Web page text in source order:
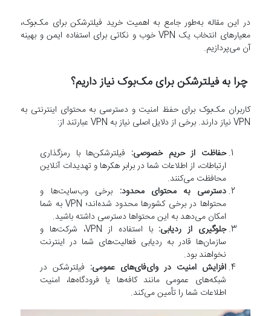
در این مقاله به‌طور جامع به اهمیت خرید فیلترشکن برای مک‌بوک،
معیارهای انتخاب یک VPN خوب و نکاتی برای استفاده ایمن و بهینه
آن می‌پردازیم.
چرا به فیلترشکن برای مک‌بوک نیاز داریم؟
کاربران مک‌بوک برای حفظ امنیت و دسترسی به محتوای اینترنتی به
VPN نیاز دارند. برخی از دلایل اصلی نیاز به VPN عبارتند از:
حفاظت از حریم خصوصی: فیلترشکن‌ها با رمزگذاری
ارتباطات، از اطلاعات شما در برابر هکرها و تهدیدات آنلاین
محافظت می‌کنند.
دسترسی به محتوای محدود: برخی وب‌سایت‌ها و
محتواها در برخی کشورها محدود شده‌اند؛ VPN به شما
امکان می‌دهد به این محتواها دسترسی داشته باشید.
جلوگیری از ردیابی:
با استفاده از VPN، شرکت‌ها و
سازمان‌ها قادر به ردیابی فعالیت‌های شما در اینترنت
نخواهند بود.
افزایش امنیت در وای‌فای‌های عمومی: فیلترشکن در
شبکه‌های عمومی مانند کافه‌ها یا فرودگاه‌ها، امنیت
اطلاعات شما را تأمین می‌کند.